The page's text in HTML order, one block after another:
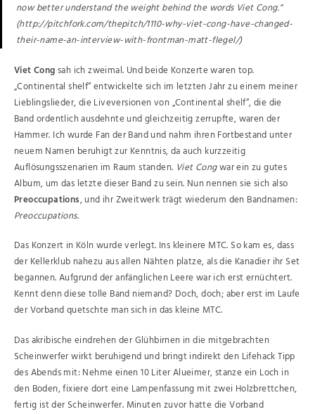
now better understand the weight behind the words Viet Cong.“
(http://pitchfork.com/thepitch/1110-why-viet-cong-have-changed-
their-name-an-interview-with-frontman-matt-flegel/)
Viet Congsah ich zweimal. Und beide Konzerte waren top.
„Continental shelf“ entwickelte sich im letzten Jahr zu einem meiner
Lieblingslieder, die Liveversionen von „Continental shelf“, die die
Band ordentlich ausdehnte und gleichzeitig zerrupfte, waren der
Hammer. Ich wurde Fan der Band und nahm ihren Fortbestand unter
neuem Namen beruhigt zur Kenntnis, da auch kurzzeitig
Auflösungsszenarien im Raum standen. Viet Congwar ein zu gutes
Album, um das letzte dieser Band zu sein. Nun nennen sie sich also
Preoccupations, und ihr Zweitwerk trägt wiederum den Bandnamen:
Preoccupations.
Das Konzert in Köln wurde verlegt. Ins kleinere MTC. So kam es, dass
der Kellerklub nahezu aus allen Nähten platze, als die Kanadier ihr Set
begannen. Aufgrund der anfänglichen Leere war ich erst ernüchtert.
Kennt denn diese tolle Band niemand? Doch, doch; aber erst im Laufe
der Vorband quetschte man sich in das kleine MTC.
Das akribische eindrehen der Glühbirnen in die mitgebrachten
Scheinwerfer wirkt beruhigend und bringt indirekt den Lifehack Tipp
des Abends mit: Nehme einen 10 Liter Alueimer, stanze ein Loch in
den Boden, fixiere dort eine Lampenfassung mit zwei Holzbrettchen,
fertig ist der Scheinwerfer. Minuten zuvor hatte die Vorband